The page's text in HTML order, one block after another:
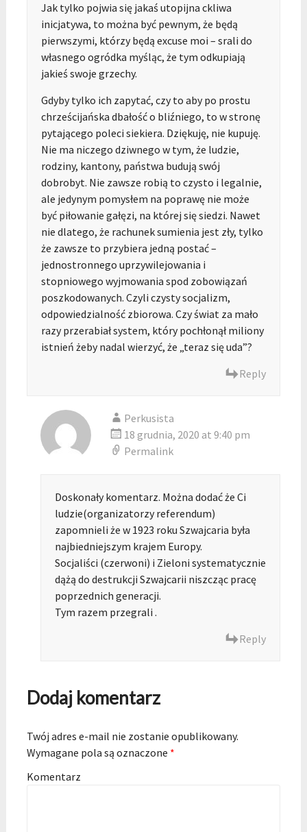
Jak tylko pojwia się jakaś utopijna ckliwa
inicjatywa, to można być pewnym, że będą
pierwszymi, którzy będą excuse moi – srali do
własnego ogródka myśląc, że tym odkupiają
jakieś swoje grzechy.
Gdyby tylko ich zapytać, czy to aby po prostu
chrześcijańska dbałość o bliźniego, to w stronę
pytającego poleci siekiera. Dziękuję, nie kupuję.
Nie ma niczego dziwnego w tym, że ludzie,
rodziny, kantony, państwa budują swój
dobrobyt. Nie zawsze robią to czysto i legalnie,
ale jedynym pomysłem na poprawę nie może
być piłowanie gałęzi, na której się siedzi. Nawet
nie dlatego, że rachunek sumienia jest zły, tylko
że zawsze to przybiera jedną postać –
jednostronnego uprzywilejowania i
stopniowego wyjmowania spod zobowiązań
poszkodowanych. Czyli czysty socjalizm,
odpowiedzialność zbiorowa. Czy świat za mało
razy przerabiał system, który pochłonął miliony
istnień żeby nadal wierzyć, że „teraz się uda”?
Reply
Perkusista
18 grudnia, 2020 at 9:40 pm
Permalink
Doskonały komentarz. Można dodać że Ci
ludzie(organizatorzy referendum)
zapomnieli że w 1923 roku Szwajcaria była
najbiedniejszym krajem Europy.
Socjaliści (czerwoni) i Zieloni systematycznie
dążą do destrukcji Szwajcarii niszcząc pracę
poprzednich generacji.
Tym razem przegrali .
Reply
Dodaj komentarz
Twój adres e-mail nie zostanie opublikowany.
Wymagane pola są oznaczone *
Komentarz